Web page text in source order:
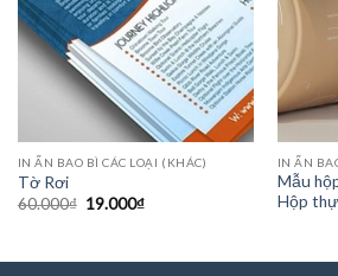
IN ẤN BAO BÌ CÁC LOẠI (KHÁC)
Tờ Rơi
60.000₫ Giá
19.000₫Giá
19.000₫.
IN ẤN
Mẫu
Hộp